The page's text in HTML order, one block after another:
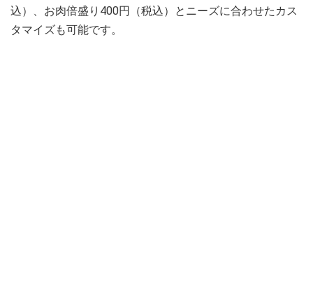
込）、お肉倍盛り400円（税込）とニーズに合わせたカス
タマイズも可能です。